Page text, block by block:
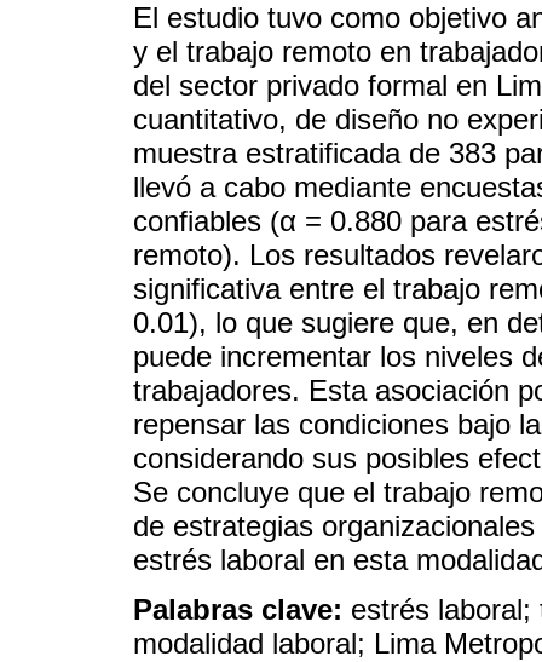
El estudio tuvo como objetivo
y el trabajo remoto en
del sector privado formal en
cuantitativo, de diseño no
muestra estratificada de 383
llevó a cabo mediante
confiables (α = 0.880 para
remoto). Los resultados
significativa entre el trabajo
0.01), lo que sugiere que, en
puede incrementar los niveles
trabajadores. Esta asociación
repensar las condiciones bajo
considerando sus posibles
Se concluye que el trabajo
de estrategias
estrés laboral en esta
Palabras clave: estrés laboral;
modalidad laboral; Lima